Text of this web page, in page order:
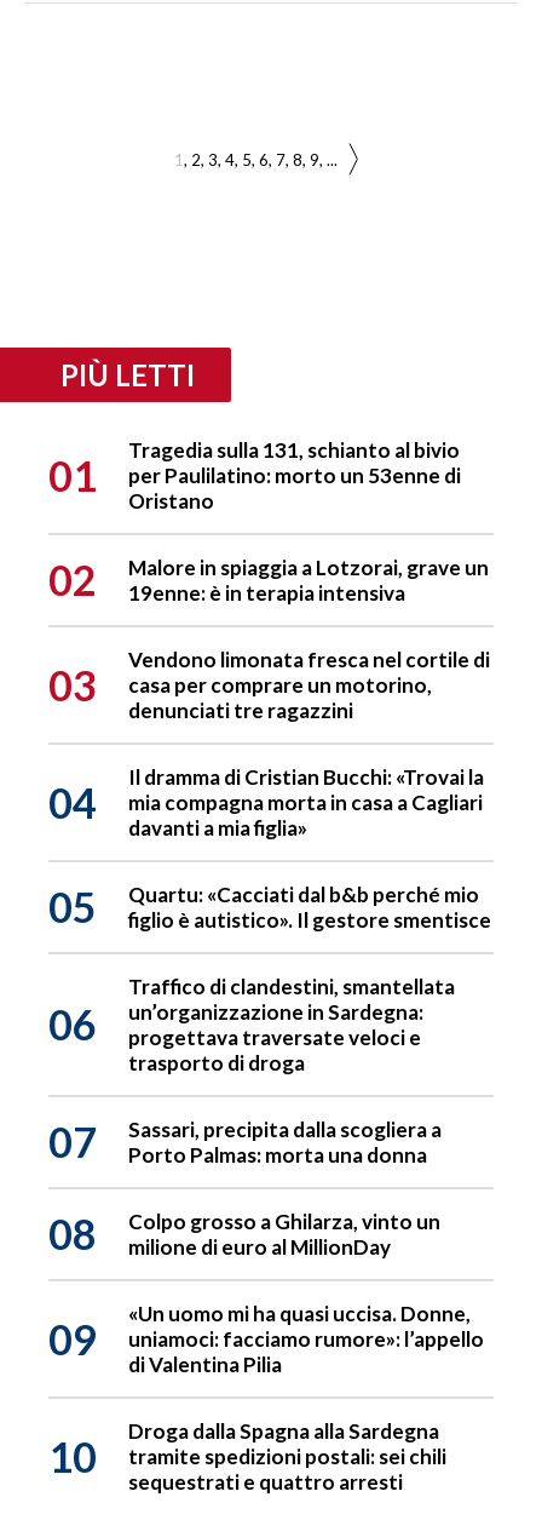
1 2 3 4 5 6 7 8 9 ...
PIÙ LETTI
01
Tragedia sulla 131, schianto al bivio
per Paulilatino: morto un 53enne di
Oristano
02
Malore in spiaggia a Lotzorai, grave un
19enne: è in terapia intensiva
03
Vendono limonata fresca nel cortile di
casa per comprare un motorino,
denunciati tre ragazzini
04
Il dramma di Cristian Bucchi: «Trovai la
mia compagna morta in casa a Cagliari
davanti a mia figlia»
05
Quartu: «Cacciati dal b&b perché mio
figlio è autistico». Il gestore smentisce
06
Traffico di clandestini, smantellata
un’organizzazione in Sardegna:
progettava traversate veloci e
trasporto di droga
07
Sassari, precipita dalla scogliera a
Porto Palmas: morta una donna
08
Colpo grosso a Ghilarza, vinto un
milione di euro al MillionDay
09
«Un uomo mi ha quasi uccisa. Donne,
uniamoci: facciamo rumore»: l’appello
di Valentina Pilia
10
Droga dalla Spagna alla Sardegna
tramite spedizioni postali: sei chili
sequestrati e quattro arresti